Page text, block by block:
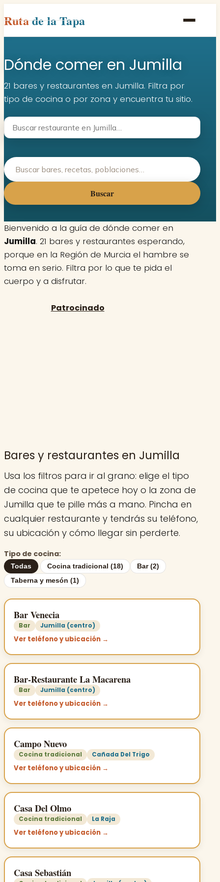
Rutade la Tapa
Inicio
Poblaciones
Rutas
Contacto
Dónde comer en Jumilla
21 bares y restaurantes en Jumilla. Filtra por
tipo de cocina o por zona y encuentra tu sitio.
Buscar
Bienvenido a la guía de dónde comer en
Jumilla. 21 bares y restaurantes esperando,
porque en la Región de Murcia el hambre se
toma en serio. Filtra por lo que te pida el
cuerpo y a disfrutar.
Bares y restaurantes en Jumilla
Usa los filtros para ir al grano: elige el tipo
de cocina que te apetece hoy o la zona de
Jumilla que te pille más a mano. Pincha en
cualquier restaurante y tendrás su teléfono,
su ubicación y cómo llegar sin perderte.
Tipo de cocina:
Todas Cocina tradicional (18)
Bar (2)
Taberna y mesón (1)
Bar Venecia
Bar Jumilla (centro)
Ver teléfono y ubicación →
Bar-Restaurante La Macarena
Bar Jumilla (centro)
Ver teléfono y ubicación →
Campo Nuevo
Cocina tradicional Cañada Del Trigo
Ver teléfono y ubicación →
Casa Del Olmo
Cocina tradicional La Raja
Ver teléfono y ubicación →
Casa Sebastián